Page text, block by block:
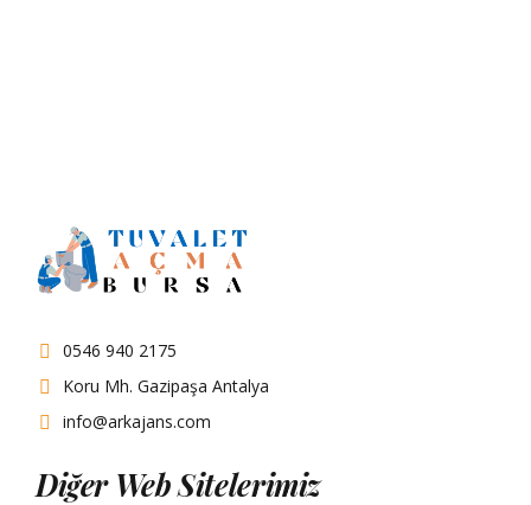
0546 940 2175
Koru Mh. Gazipaşa Antalya
info@arkajans.com
Diğer Web Sitelerimiz